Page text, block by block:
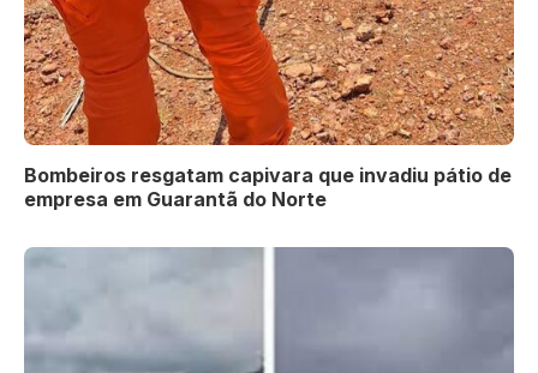
Bombeiros resgatam capivara que invadiu pátio de
empresa em Guarantã do Norte